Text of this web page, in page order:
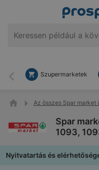
Vissza
Szupermarketek
Az összes Spar
Spar
1093,
Nyitvatartás és